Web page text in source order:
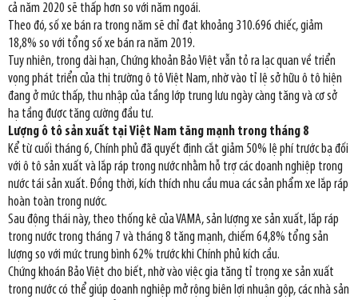
cả năm 2020 sẽ thấp hơn so với năm ngoái.
Theo đó, số xe bán ra trong năm sẽ chỉ đạt khoảng 310.696 chiếc, giảm
18,8% so với tổng số xe bán ra năm 2019.
Tuy nhiên, trong dài hạn, Chứng khoản Bảo Việt vẫn tỏ ra lạc quan về triển
vọng phát triển của thị trường ô tô Việt Nam, nhờ vào tỉ lệ sở hữu ô tô hiện
đang ở mức thấp, thu nhập của tầng lớp trung lưu ngày càng tăng và cơ sở
hạ tầng được tăng cường đầu tư.
Lượng ô tô sản xuất tại Việt Nam tăng mạnh trong tháng 8
Kể từ cuối tháng 6, Chính phủ đã quyết định cắt giảm 50% lệ phí trước bạ đối
với ô tô sản xuất và lắp ráp trong nước nhằm hỗ trợ các doanh nghiệp trong
nước tái sản xuất. Đồng thời, kích thích nhu cầu mua các sản phẩm xe lắp ráp
hoàn toàn trong nước.
Sau động thái này, theo thống kê của VAMA, sản lượng xe sản xuất, lắp ráp
trong nước trong tháng 7 và tháng 8 tăng mạnh, chiếm 64,8% tổng sản
lượng so với mức trung bình 62% trước khi Chính phủ kích cầu.
Chứng khoán Bảo Việt cho biết, nhờ vào việc gia tăng tỉ trọng xe sản xuất
trong nước có thể giúp doanh nghiệp mở rộng biên lợi nhuận gộp, các nhà sản